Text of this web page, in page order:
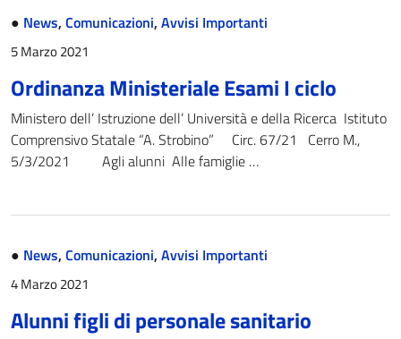
● News, Comunicazioni, Avvisi Importanti
5 Marzo 2021
Ordinanza Ministeriale Esami I ciclo
Ministero dell’ Istruzione dell’ Università e della Ricerca Istituto
Comprensivo Statale “A. Strobino” Circ. 67/21 Cerro M.,
5/3/2021 Agli alunni Alle famiglie …
● News, Comunicazioni, Avvisi Importanti
4 Marzo 2021
Alunni figli di personale sanitario